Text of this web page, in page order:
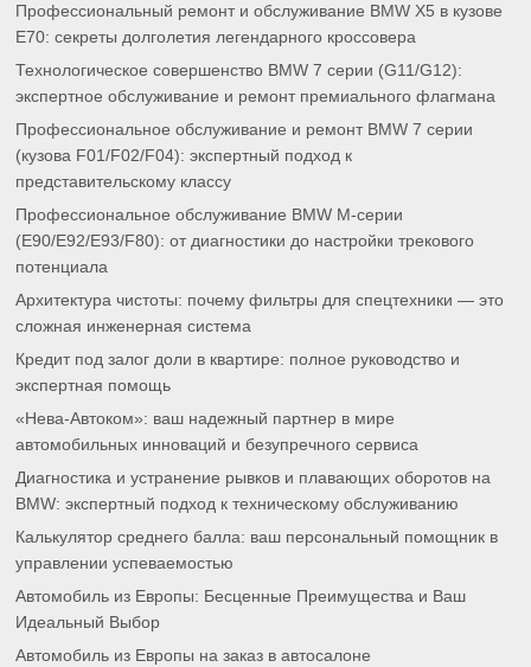
Профессиональный ремонт и обслуживание BMW X5 в кузове
E70: секреты долголетия легендарного кроссовера
Технологическое совершенство BMW 7 серии (G11/G12):
экспертное обслуживание и ремонт премиального флагмана
Профессиональное обслуживание и ремонт BMW 7 серии
(кузова F01/F02/F04): экспертный подход к
представительскому классу
Профессиональное обслуживание BMW M-серии
(E90/E92/E93/F80): от диагностики до настройки трекового
потенциала
Архитектура чистоты: почему фильтры для спецтехники — это
сложная инженерная система
Кредит под залог доли в квартире: полное руководство и
экспертная помощь
«Нева-Автоком»: ваш надежный партнер в мире
автомобильных инноваций и безупречного сервиса
Диагностика и устранение рывков и плавающих оборотов на
BMW: экспертный подход к техническому обслуживанию
Калькулятор среднего балла: ваш персональный помощник в
управлении успеваемостью
Автомобиль из Европы: Бесценные Преимущества и Ваш
Идеальный Выбор
Автомобиль из Европы на заказ в автосалоне